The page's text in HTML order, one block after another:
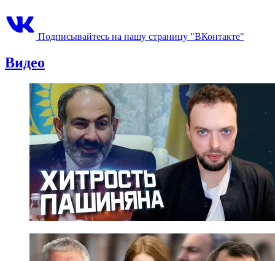
Подписывайтесь на нашу страницу "ВКонтакте"
Видео